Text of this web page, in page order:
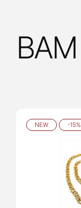
NEW -15%